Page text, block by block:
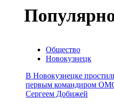
Общество
Новокузнецк
В Новокузнецке
первым командиром
Сергеем Добижей